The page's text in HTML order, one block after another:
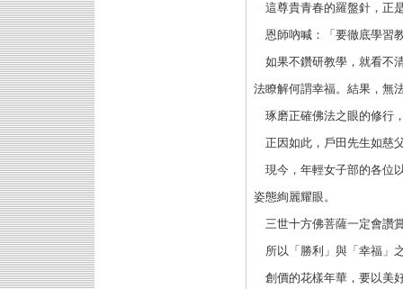
這尊貴青春的羅盤針，正
恩師吶喊：「要徹底學習
如果不鑽研教學，就看不
法瞭解何謂幸福。結果，無
琢磨正確佛法之眼的修行
正因如此，戶田先生如慈
現今，年輕女子部的各位
姿態絢麗耀眼。
三世十方佛菩薩一定會讚
所以「勝利」與「幸福」
創價的花樣年華，要以美